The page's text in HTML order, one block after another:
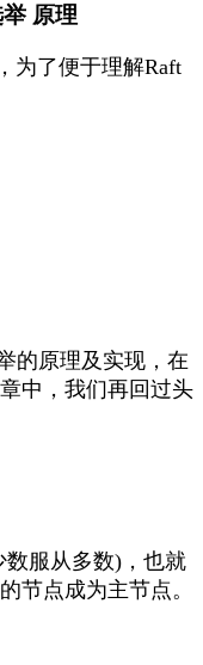
原理
为了便于理解Raft
的原理及实现，在
中，我们再回过头
服从多数)，也就
节点成为主节点。